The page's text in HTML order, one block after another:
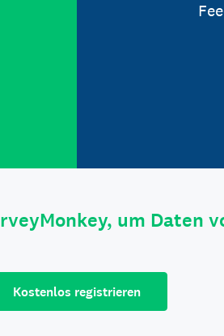
um Daten
Kostenlos registrieren